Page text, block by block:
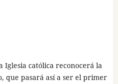
Iglesia católica reconocerá la
que pasará así a ser el primer